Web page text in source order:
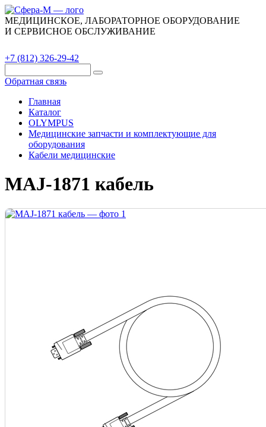
МЕДИЦИНСКОЕ, ЛАБОРАТОРНОЕ ОБОРУДОВАНИЕ
И СЕРВИСНОЕ ОБСЛУЖИВАНИЕ
+7 (812) 326-29-42
Обратная связь
Главная
Каталог
OLYMPUS
Медицинские запчасти и комплектующие для
оборудования
Кабели медицинские
MAJ-1871 кабель